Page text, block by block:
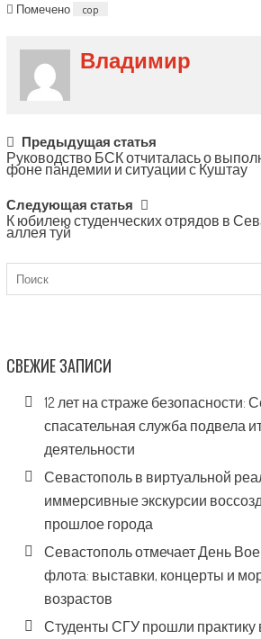
Помечено cop
Владимир
Post
navigation
Предыдущая статья
Руководство БСК отчиталась о
фоне пандемии и ситуации с Куштау
Следующая статья
К юбилею студенческих отрядов в
аллея туй
СВЕЖИЕ ЗАПИСИ
12 лет на страже безопасности:
спасательная служба подвела
деятельности
Севастополь в виртуальной
иммерсивные экскурсии
прошлое города
Севастополь отмечает День
флота: выставки, концерты и
возрастов
Студенты СГУ прошли